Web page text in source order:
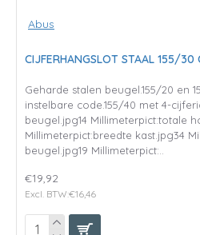
Abus
CIJFERHANGSLOT STAAL 155/30
Geharde stalen beugel.155/20 en
instelbare code.155/40 met 4-
beugel.jpg14 Millimeterpict:totale
Millimeterpict:breedte kast.jpg34
beugel.jpg19 Millimeterpict:..
€19,92
Excl. BTW:€16,46